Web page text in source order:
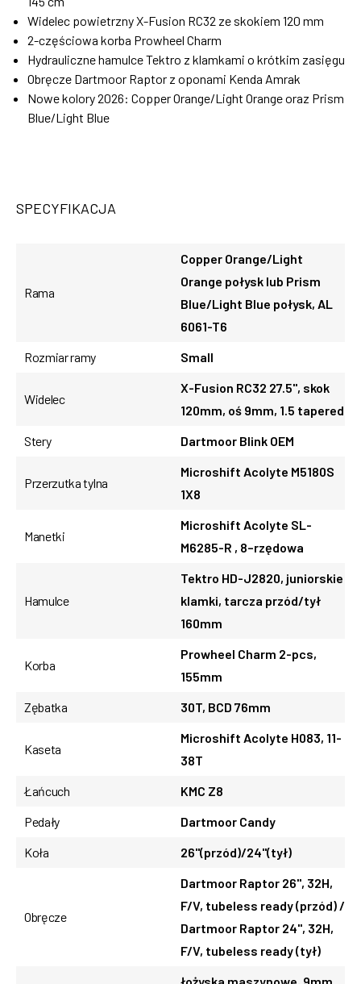
Widelec powietrzny X-Fusion RC32 ze skokiem 120 mm
2-częściowa korba Prowheel Charm
Hydrauliczne hamulce Tektro z klamkami o krótkim zasięgu
Obręcze Dartmoor Raptor z oponami Kenda Amrak
Nowe kolory 2026: Copper Orange/Light Orange oraz Prism
Blue/Light Blue
SPECYFIKACJA
Rama
Copper Orange/Light
Orange połysk lub Prism
Blue/Light Blue połysk, AL
6061-T6
Rozmiar ramy
Small
Widelec
X-Fusion RC32 27.5", skok
120mm, oś 9mm, 1.5 tapered
Stery
Dartmoor Blink OEM
Przerzutka tylna
Microshift Acolyte M5180S
1X8
Manetki
Microshift Acolyte SL-
M6285-R , 8–rzędowa
Hamulce
Tektro HD-J2820, juniorskie
klamki, tarcza przód/tył
160mm
Korba
Prowheel Charm 2-pcs,
155mm
Zębatka
30T, BCD 76mm
Kaseta
Microshift Acolyte H083, 11-
38T
Łańcuch
KMC Z8
Pedały
Dartmoor Candy
Koła
26"(przód)/24"(tył)
Obręcze
Dartmoor Raptor 26", 32H,
F/V, tubeless ready (przód) /
Dartmoor Raptor 24", 32H,
F/V, tubeless ready (tył)